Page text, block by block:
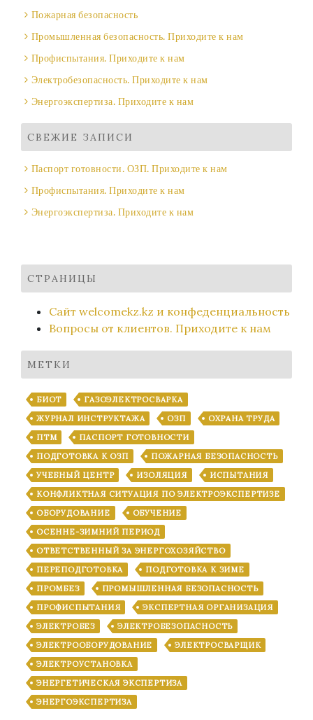
Пожарная безопасность
Промышленная безопасность. Приходите к нам
Профиспытания. Приходите к нам
Электробезопасность. Приходите к нам
Энергоэкспертиза. Приходите к нам
СВЕЖИЕ ЗАПИСИ
Паспорт готовности. ОЗП. Приходите к нам
Профиспытания. Приходите к нам
Энергоэкспертиза. Приходите к нам
СТРАНИЦЫ
Сайт welcomekz.kz и конфеденциальность
Вопросы от клиентов. Приходите к нам
МЕТКИ
БИОТ
ГАЗОЭЛЕКТРОСВАРКА
ЖУРНАЛ ИНСТРУКТАЖА
ОЗП
ОХРАНА ТРУДА
ПТМ
ПАСПОРТ ГОТОВНОСТИ
ПОДГОТОВКА К ОЗП
ПОЖАРНАЯ БЕЗОПАСНОСТЬ
УЧЕБНЫЙ ЦЕНТР
ИЗОЛЯЦИЯ
ИСПЫТАНИЯ
КОНФЛИКТНАЯ СИТУАЦИЯ ПО ЭЛЕКТРОЭКСПЕРТИЗЕ
ОБОРУДОВАНИЕ
ОБУЧЕНИЕ
ОСЕННЕ-ЗИМНИЙ ПЕРИОД
ОТВЕТСТВЕННЫЙ ЗА ЭНЕРГОХОЗЯЙСТВО
ПЕРЕПОДГОТОВКА
ПОДГОТОВКА К ЗИМЕ
ПРОМБЕЗ
ПРОМЫШЛЕННАЯ БЕЗОПАСНОСТЬ
ПРОФИСПЫТАНИЯ
ЭКСПЕРТНАЯ ОРГАНИЗАЦИЯ
ЭЛЕКТРОБЕЗ
ЭЛЕКТРОБЕЗОПАСНОСТЬ
ЭЛЕКТРООБОРУДОВАНИЕ
ЭЛЕКТРОСВАРЩИК
ЭЛЕКТРОУСТАНОВКА
ЭНЕРГЕТИЧЕСКАЯ ЭКСПЕРТИЗА
ЭНЕРГОЭКСПЕРТИЗА